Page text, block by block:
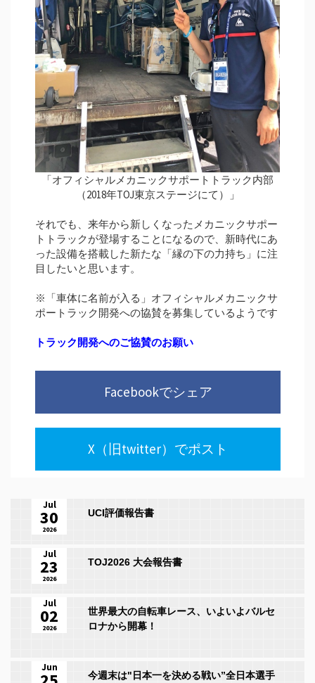
「オフィシャルメカニックサポートトラック内部
（2018年TOJ東京ステージにて）」
それでも、来年から新しくなったメカニックサポー
トトラックが登場することになるので、新時代にあ
った設備を搭載した新たな「縁の下の力持ち」に注
目したいと思います。
※「車体に名前が入る」オフィシャルメカニックサ
ポートラック開発への協賛を募集しているようです
トラック開発へのご協賛のお願い
Facebookでシェア
X（旧twitter）でポスト
UCI評価報告書
Jul
30
2026
TOJ2026 大会報告書
Jul
23
2026
世界最大の自転車レース、いよいよバルセ
ロナから開幕！
Jul
02
2026
今週末は"日本一を決める戦い”全日本選手
Jun